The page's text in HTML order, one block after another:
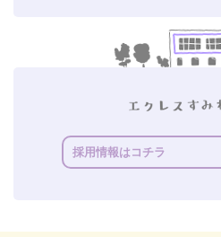
採用情報はコチラ